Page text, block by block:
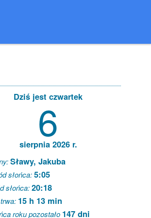
Dziś jest czwartek
6
sierpnia 2026 r.
Sławy, Jakuba
słońca:5:05
słońca:20:18
15 h 13 min
roku pozostało 147 dni